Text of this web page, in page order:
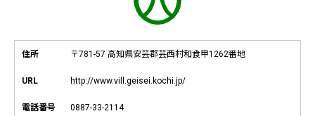
住所 〒781-57 高知県安芸郡芸西村和食甲1262番地
URL http://www.vill.geisei.kochi.jp/
電話番号 0887-33-2114